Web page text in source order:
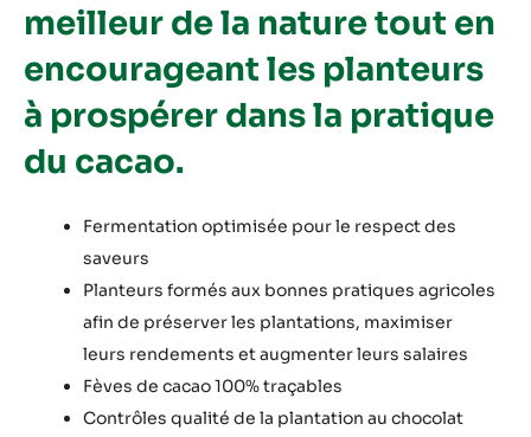
meilleur de la nature tout en
encourageant les planteurs
à prospérer dans la pratique
du cacao.
Fermentation optimisée pour le respect des
saveurs
Planteurs formés aux bonnes pratiques agricoles
afin de préserver les plantations, maximiser
leurs rendements et augmenter leurs salaires
Fèves de cacao 100% traçables
Contrôles qualité de la plantation au chocolat